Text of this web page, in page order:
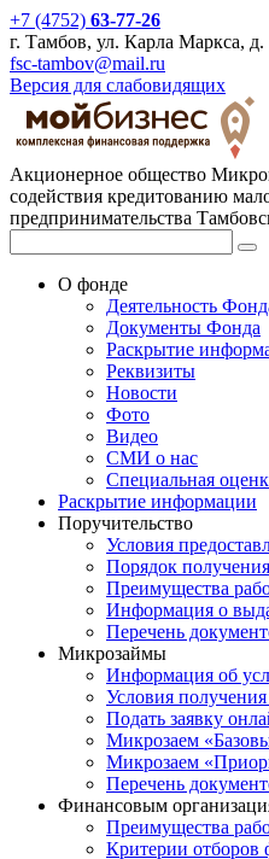
+7 (4752) 63-77-26
г. Тамбов, ул. Карла Маркса,
fsc-tambov@mail.ru
Версия для слабовидящих
Акционерное общество
содействия кредитованию
предпринимательства
О фонде
Деятельность
Документы Фонда
Раскрытие
Реквизиты
Новости
Фото
Видео
СМИ о нас
Специальная
Раскрытие информации
Поручительство
Условия
Порядок
Преимущества
Информация о
Перечень
Микрозаймы
Информация об
Условия
Подать заявку
Микрозаем
Микрозаем
Перечень
Финансовым
Преимущества
Критерии отборов